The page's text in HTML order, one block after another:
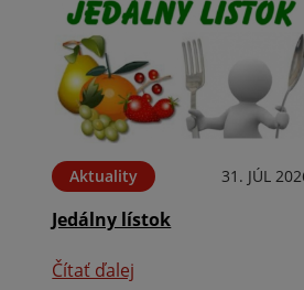
Aktuality 31. JÚL
Jedálny lístok
Čítať ďalej